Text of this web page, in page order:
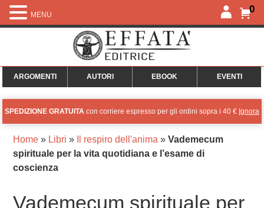
0
ARGOMENTI AUTORI EBOOK EVENTI
SPEDIZIONE GRATUITA con corriere espresso per gli ordini sopra i 40 € Ignora
Home» Libri » Il respiro dell'anima » Vademecum
spirituale per la vita quotidiana e l’esame di
coscienza
Vademecum spirituale per
MENU